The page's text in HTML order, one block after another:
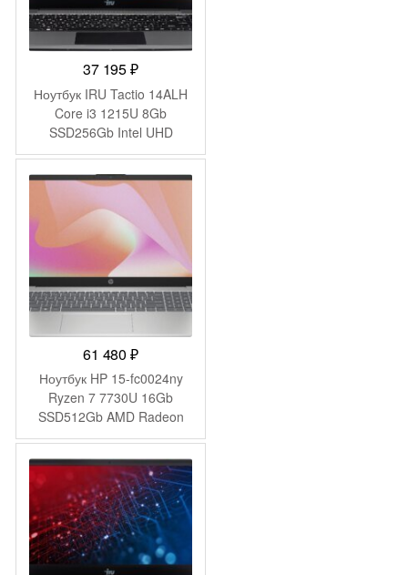
37 195₽
Ноутбук IRU Tactio 14ALH
Core i3 1215U 8Gb
SSD256Gb Intel UHD
Graphics 14″ IPS FHD
(1920×1080) FreeDOS grey
WiFi BT Cam 4000mAh
(2058897)
61 480₽
Ноутбук HP 15-fc0024ny
Ryzen 7 7730U 16Gb
SSD512Gb AMD Radeon
Graphics 15.6″ IPS FHD
(1920×1080) FreeDOS
silver WiFi BT Cam
(B8AX0EA)